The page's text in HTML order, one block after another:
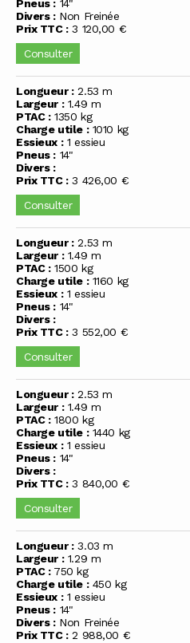
Pneus : 14"
Divers :Non Freinée
Prix TTC :3 120,00 €
Consulter
Longueur :2.53 m
Largeur :1.49 m
PTAC :1350 kg
Charge utile :1010 kg
Essieux :1 essieu
Pneus : 14"
Divers :
Prix TTC :3 426,00 €
Consulter
Longueur :2.53 m
Largeur :1.49 m
PTAC :1500 kg
Charge utile :1160 kg
Essieux :1 essieu
Pneus : 14"
Divers :
Prix TTC :3 552,00 €
Consulter
Longueur :2.53 m
Largeur :1.49 m
PTAC :1800 kg
Charge utile :1440 kg
Essieux :1 essieu
Pneus : 14"
Divers :
Prix TTC :3 840,00 €
Consulter
Longueur :3.03 m
Largeur :1.29 m
PTAC :750 kg
Charge utile :450 kg
Essieux :1 essieu
Pneus : 14"
Divers :Non Freinée
Prix TTC :2 988,00 €